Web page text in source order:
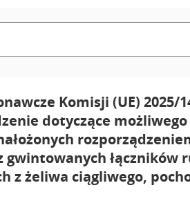
Komisji (UE) 2025/
dotyczące
gwintowanych łączników
z żeliwa ciągliwego,